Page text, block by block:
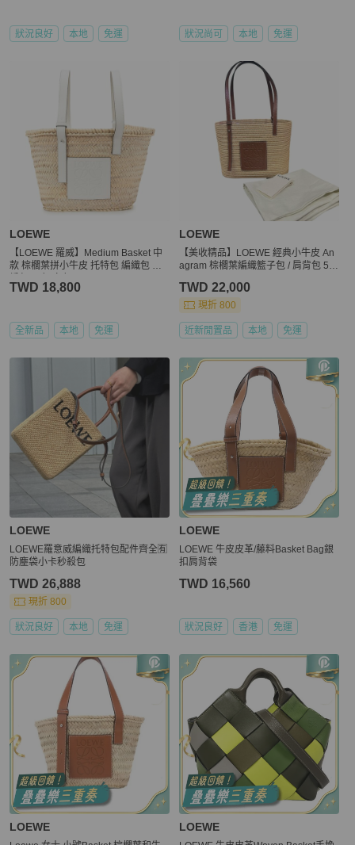
狀況良好 本地 免運 狀況尚可 本地 免運
LOEWE
【LOEWE 羅威】Medium Basket 中
款 棕櫚葉拼小牛皮 托特包 編織包 草
TWD 18,800
全新品 本地 免運
LOEWE
【美收精品】LOEWE 經典小牛皮 An
agram 棕櫚葉編織籃子包 / 肩背包 5-7
TWD 22,000
現折 800
近新閒置品 本地 免運
LOEWE
LOEWE羅意威編織托特包配件齊全🈶
防塵袋小卡秒殺包
TWD 26,888
現折 800
狀況良好 本地 免運
LOEWE
LOEWE 牛皮皮革/藤料Basket Bag銀
扣肩背袋
TWD 16,560
狀況良好 香港 免運
LOEWE LOEWE